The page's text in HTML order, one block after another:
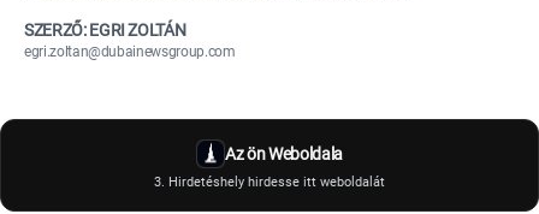
SZERZŐ: EGRI ZOLTÁN
egri.zoltan@dubainewsgroup.com
Az ön Weboldala
3. Hirdetéshely hirdesse itt weboldalát